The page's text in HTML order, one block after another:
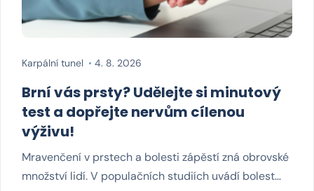
Karpální tunel 4. 8. 2026
Brní vás prsty? Udělejte si minutový
test a dopřejte nervům cílenou
výživu!
Mravenčení v prstech a bolesti zápěstí zná obrovské
množství lidí. V populačních studiích uvádí bolest…